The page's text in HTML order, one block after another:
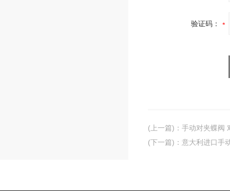
验证码：
(上一篇) ： 手动对夹蝶阀
(下一篇) ： 意大利进口手